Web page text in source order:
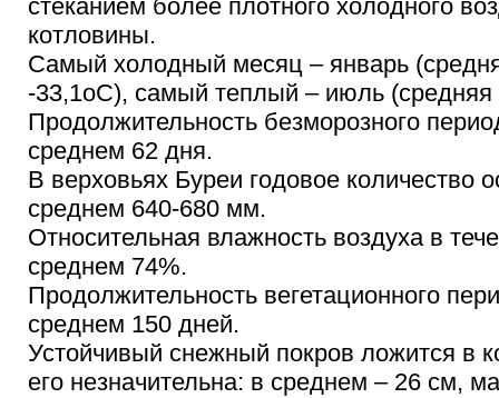
стеканием более плотного холодного
котловины.
Самый холодный месяц – январь
-33,1оС), самый теплый – июль (средняя
Продолжительность безморозного
среднем 62 дня.
В верховьях Буреи годовое количество
среднем 640-680 мм.
Относительная влажность воздуха в
среднем 74%.
Продолжительность вегетационного
среднем 150 дней.
Устойчивый снежный покров ложится в
его незначительна: в среднем – 26 см,